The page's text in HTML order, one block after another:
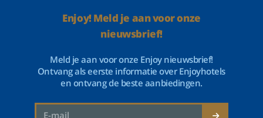
Enjoy! Meld je aan voor onze
nieuwsbrief!
Meld je aan voor onze Enjoy nieuwsbrief!
Ontvang als eerste informatie over Enjoyhotels
en ontvang de beste aanbiedingen.